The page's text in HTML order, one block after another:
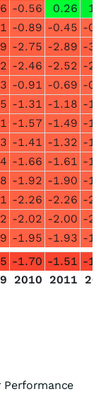
-0.56 0.26
-0.89 -0.45 -
-2.75 -2.89 -
-2.46 -2.52 -
-0.91 -0.69 -
-1.31 -1.18 -
-1.57 -1.49 -
-1.41 -1.32 -
-1.66 -1.61 -
-1.92 -1.90 -
-2.26 -2.26 -
-2.02 -2.00 -
-1.95 -1.93 -
-1.70 -1.51 -
2010 2011
Performance